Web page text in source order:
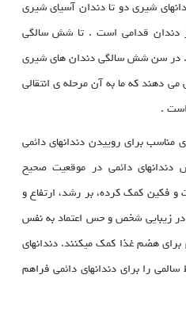
شیری دو تا دندان آسیای شیری
دندان قدامی است . تا شش سالگی
. در سن شش سالگی دندان های شیری
می دهند که ما به آن مرحله ی انتقالی
است .
براي روييدن دندانهاي دائمي
دندانهاي دائمي در موقعيت صحيح
فكين كمك كرده، بر رشد، ارتفاع و
در زيبايي شخص و حس اعتماد به نفس
براي هضم غذا كمك مي‏كنند. دندانهاي
را براي دندانهاي دائمي فراهم